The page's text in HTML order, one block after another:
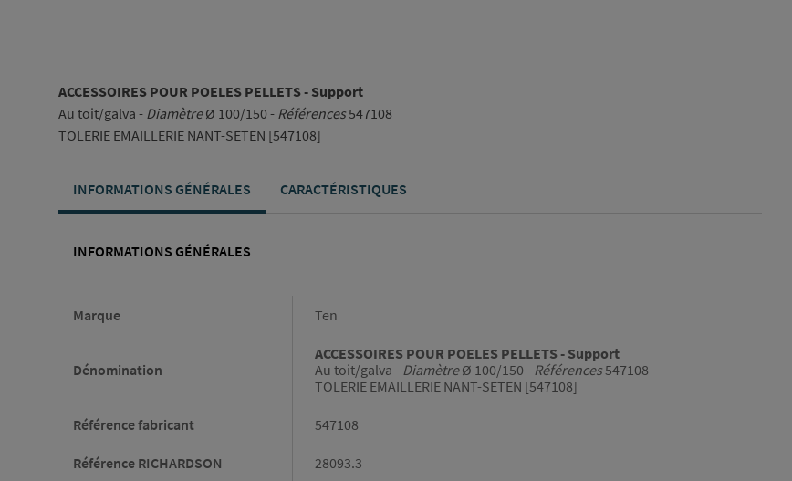
ACCESSOIRES POUR POELES PELLETS - Support
Au toit/galva - DiamètreØ 100/150 - Références547108
TOLERIE EMAILLERIE NANT-SETEN [547108]
INFORMATIONS GÉNÉRALES CARACTÉRISTIQUES
INFORMATIONS GÉNÉRALES
Marque Ten
Dénomination
ACCESSOIRES POUR POELES PELLETS - Support
Au toit/galva - DiamètreØ 100/150 - Références547108
TOLERIE EMAILLERIE NANT-SETEN [547108]
Référence fabricant 547108
Référence RICHARDSON 28093.3